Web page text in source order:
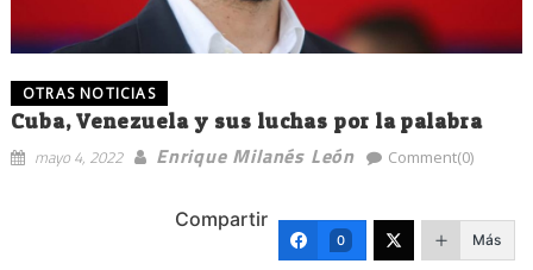
OTRAS NOTICIAS
Cuba, Venezuela y sus luchas por la palabra
mayo 4, 2022 Enrique Milanés León Comment(0)
Compartir
0 Más